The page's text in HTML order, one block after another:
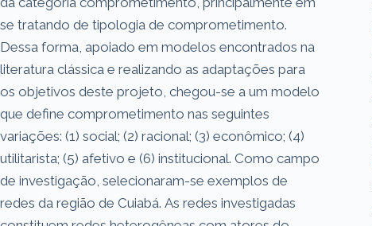
se tratando de tipologia de comprometimento.
Dessa forma, apoiado em modelos encontrados na
literatura clássica e realizando as adaptações para
os objetivos deste projeto, chegou-se a um modelo
que define comprometimento nas seguintes
variações: (1) social; (2) racional; (3) econômico; (4)
utilitarista; (5) afetivo e (6) institucional. Como campo
de investigação, selecionaram-se exemplos de
redes da região de Cuiabá. As redes investigadas